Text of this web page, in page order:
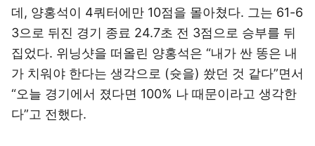
데, 양홍석이 4쿼터에만 10점을 몰아쳤다. 그는 61-6
3으로 뒤진 경기 종료 24.7초 전 3점으로 승부를 뒤
집었다. 위닝샷을 떠올린 양홍석은 “내가 싼 똥은 내
가 치워야 한다는 생각으로 (슛을) 쐈던 것 같다”면서
“오늘 경기에서 졌다면 100% 나 때문이라고 생각한
다”고 전했다.